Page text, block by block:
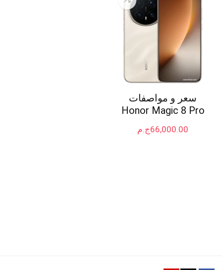
سعر و مواصفات
Honor Magic 8 Pro
ج.م66,000.00